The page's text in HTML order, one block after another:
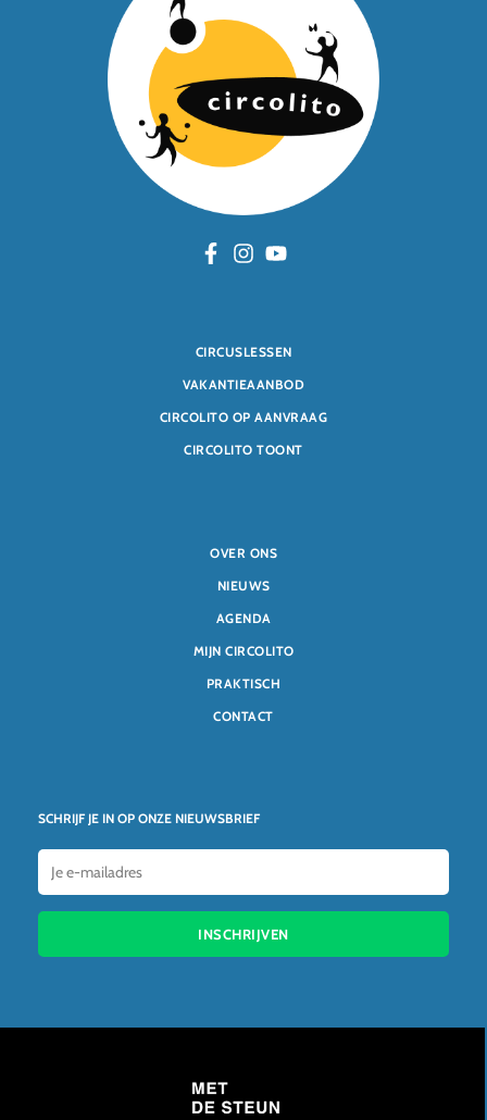
CIRCUSLESSEN
VAKANTIEAANBOD
CIRCOLITO OP AANVRAAG
CIRCOLITO TOONT
SCHRIJF JE IN OP ONZE NIEUWSBRIEF
INSCHRIJVEN
OVER ONS
NIEUWS
AGENDA
MIJN CIRCOLITO
PRAKTISCH
CONTACT